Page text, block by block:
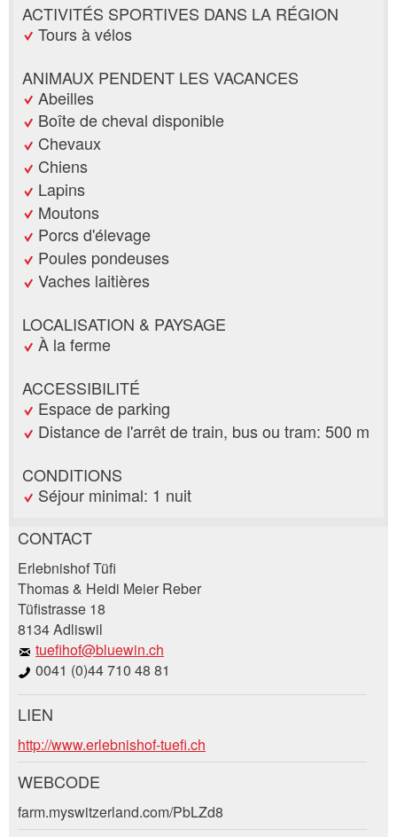
ACTIVITÉS SPORTIVES DANS LA RÉGION
Tours à vélos
ANIMAUX PENDENT LES VACANCES
Abeilles
Boîte de cheval disponible
Chevaux
Chiens
Lapins
Moutons
Porcs d'élevage
Poules pondeuses
Vaches laitières
LOCALISATION & PAYSAGE
À la ferme
ACCESSIBILITÉ
Espace de parking
Distance de l'arrêt de train, bus ou tram: 500 m
CONDITIONS
Séjour minimal: 1 nuit
Annonces répréhensibles
Vos commentaires sont grandement appréciés!
Commentaires généraux
Cette annonce n'est plus valable
Annonce incomplète
Recommander l'annonce
Recommandez cette annonce à des amis.
CONTACT
Erlebnishof Tüfi
Thomas & Heidi Meier Reber
Tüfistrasse 18
8134 Adliswil
tuefihof@bluewin.ch
0041 (0)44 710 48 81
Demande de réservation
Composez un message à la personne de
contact pour cette annonce .
LIEN
http://www.erlebnishof-tuefi.ch
WEBCODE
farm.myswitzerland.com/PbLZd8